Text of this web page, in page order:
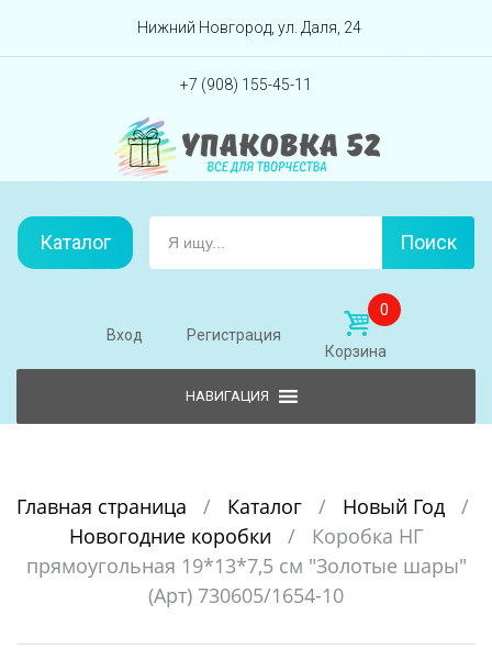
Перейти вниз
Нижний Новгород, ул. Даля, 24
+7 (908) 155-45-11
Каталог Поиск
Вход Регистрация
0
Корзина
Главная страница / Каталог / Новый Год
/
Новогодние коробки
/
Коробка НГ
прямоугольная 19*13*7,5 см "Золотые шары"
(Арт) 730605/1654-10